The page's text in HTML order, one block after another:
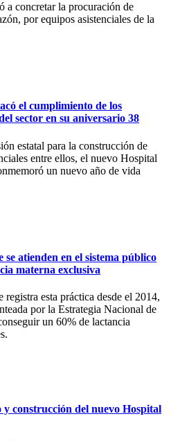
a concretar la procuración de
por equipos asistenciales de la
el cumplimiento de los
sector en su aniversario 38
estatal para la construcción de
entre ellos, el nuevo Hospital
un nuevo año de vida
atienden en el sistema público
materna exclusiva
esta práctica desde el 2014,
por la Estrategia Nacional de
un 60% de lactancia
construcción del nuevo Hospital